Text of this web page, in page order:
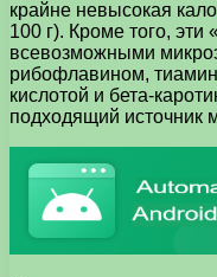
крайне невысокая
100 г). Кроме того,
всевозможными
рибофлавином,
кислотой и бета-
подходящий источник